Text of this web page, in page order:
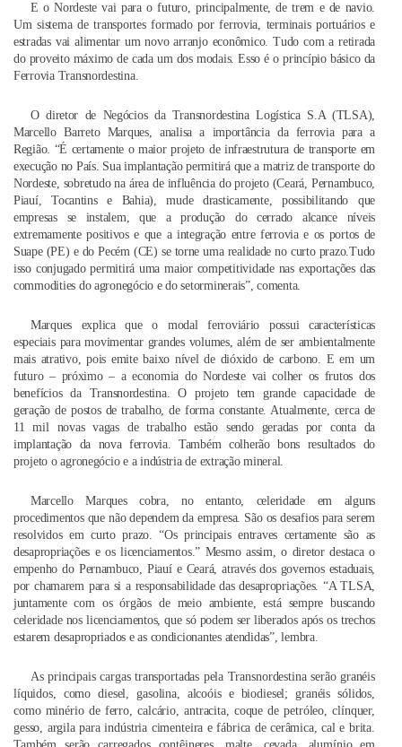
E o Nordeste vai para o futuro, principalmente, de trem e de navio.
Um sistema de transportes formado por ferrovia, terminais portuários e
estradas vai alimentar um novo arranjo econômico. Tudo com a retirada
do proveito máximo de cada um dos modais. Esso é o princípio básico da
Ferrovia Transnordestina.
O diretor de Negócios da Transnordestina Logística S.A (TLSA),
Marcello Barreto Marques, analisa a importância da ferrovia para a
Região. “É certamente o maior projeto de infraestrutura de transporte em
execução no País. Sua implantação permitirá que a matriz de transporte do
Nordeste, sobretudo na área de influência do projeto (Ceará, Pernambuco,
Piauí, Tocantins e Bahia), mude drasticamente, possibilitando que
empresas se instalem, que a produção do cerrado alcance níveis
extremamente positivos e que a integração entre ferrovia e os portos de
Suape (PE) e do Pecém (CE) se torne uma realidade no curto prazo.Tudo
isso conjugado permitirá uma maior competitividade nas exportações das
commodities do agronegócio e do setorminerais”, comenta.
Marques explica que o modal ferroviário possui características
especiais para movimentar grandes volumes, além de ser ambientalmente
mais atrativo, pois emite baixo nível de dióxido de carbono. E em um
futuro – próximo – a economia do Nordeste vai colher os frutos dos
benefícios da Transnordestina. O projeto tem grande capacidade de
geração de postos de trabalho, de forma constante. Atualmente, cerca de
11 mil novas vagas de trabalho estão sendo geradas por conta da
implantação da nova ferrovia. Também colherão bons resultados do
projeto o agronegócio e a indústria de extração mineral.
Marcello Marques cobra, no entanto, celeridade em alguns
procedimentos que não dependem da empresa. São os desafios para serem
resolvidos em curto prazo. “Os principais entraves certamente são as
desapropriações e os licenciamentos.” Mesmo assim, o diretor destaca o
empenho do Pernambuco, Piauí e Ceará, através dos governos estaduais,
por chamarem para si a responsabilidade das desapropriações. “A TLSA,
juntamente com os órgãos de meio ambiente, está sempre buscando
celeridade nos licenciamentos, que só podem ser liberados após os trechos
estarem desapropriados e as condicionantes atendidas”, lembra.
As principais cargas transportadas pela Transnordestina serão granéis
líquidos, como diesel, gasolina, alcoóis e biodiesel; granéis sólidos,
como minério de ferro, calcário, antracita, coque de petróleo, clínquer,
gesso, argila para indústria cimenteira e fábrica de cerâmica, cal e brita.